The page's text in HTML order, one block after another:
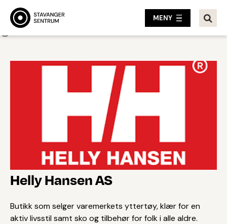
MENY
Helly Hansen AS
Butikk som selger varemerkets yttertøy, klær for en
aktiv livsstil samt sko og tilbehør for folk i alle aldre.